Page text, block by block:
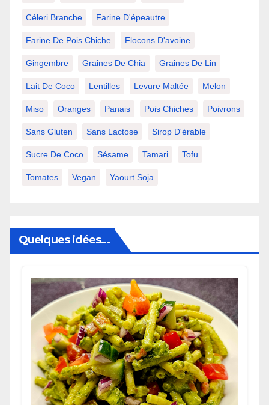
Céleri Branche Farine D'épeautre
Farine De Pois Chiche Flocons D'avoine
Gingembre Graines De Chia Graines De Lin
Lait De Coco Lentilles Levure Maltée Melon
Miso Oranges Panais Pois Chiches Poivrons
Sans Gluten Sans Lactose Sirop D'érable
Sucre De Coco Sésame Tamari Tofu
Tomates Vegan Yaourt Soja
Quelques idées…